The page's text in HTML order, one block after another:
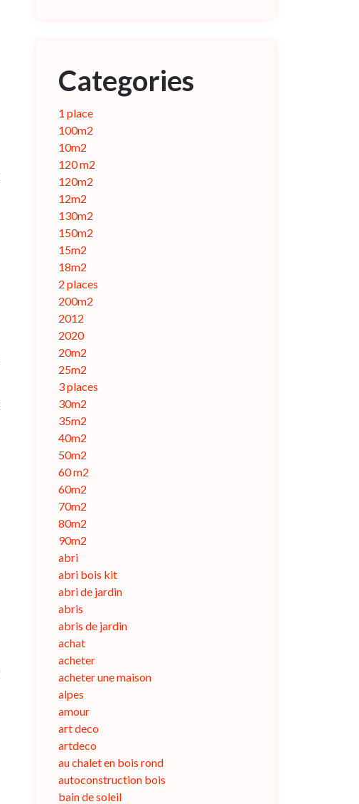
Categories
1 place
100m2
10m2
120 m2
120m2
12m2
130m2
150m2
15m2
18m2
2 places
200m2
2012
2020
20m2
25m2
3 places
30m2
35m2
40m2
50m2
60 m2
60m2
70m2
80m2
90m2
abri
abri bois kit
abri de jardin
abris
abris de jardin
achat
acheter
acheter une maison
alpes
amour
art deco
artdeco
au chalet en bois rond
autoconstruction bois
bain de soleil